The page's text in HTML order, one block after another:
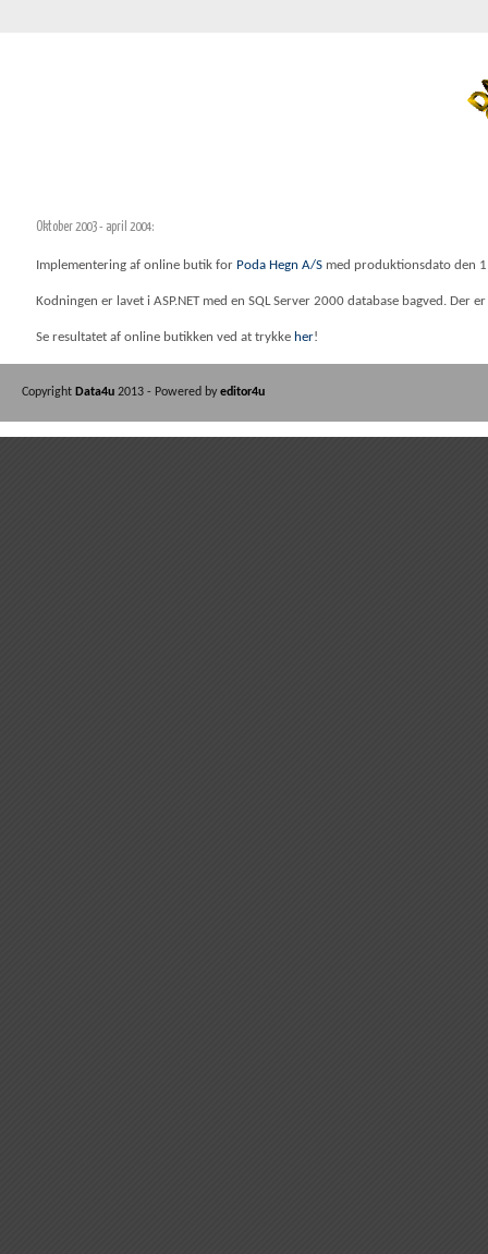
Oktober 2003 - april 2004:
Implementering af online butik for Poda Hegn A/S med produktionsdato den
Kodningen er lavet i ASP.NET med en SQL Server 2000 database bagved.
Se resultatet af online butikken ved at trykke her!
Copyright Data4u 2013 - Powered by editor4u